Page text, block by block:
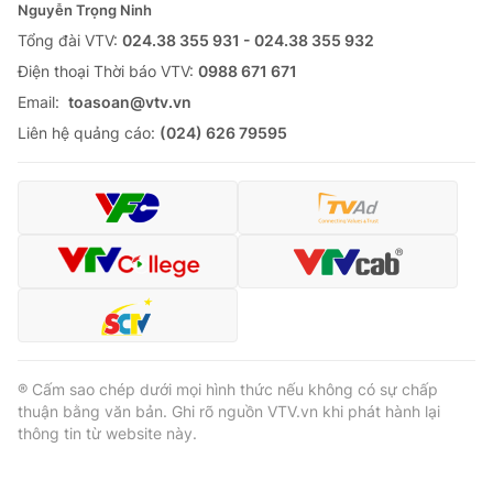
Cơ quan báo chí:Thời báo VTV
Giấy phép hoạt động báo in và báo điện tử số 483/GP-BTTTT
cấp ngày 29/12/2023
Tổng Biên tập:Vũ Thanh Thủy
Phó Tổng Biên tập: Nguyễn Thị Mỹ Hạnh, Phạm Quốc Thắng,
Ðiện thoại Thời báo VTV:
Email:toasoan@vtv.vn
Liên hệ quảng cáo:024-7300.7108
Nguyễn Trọng Ninh
Tổng đài VTV: 024.38 355 931 - 024.38 355 932
Ðiện thoại Thời báo VTV: 0988 671 671
Email: toasoan@vtv.vn
Liên hệ quảng cáo: (024) 626 79595
® Cấm sao chép dưới mọi hình thức nếu không có sự chấp
thuận bằng văn bản. Ghi rõ nguồn VTV.vn khi phát hành lại
thông tin từ website này.